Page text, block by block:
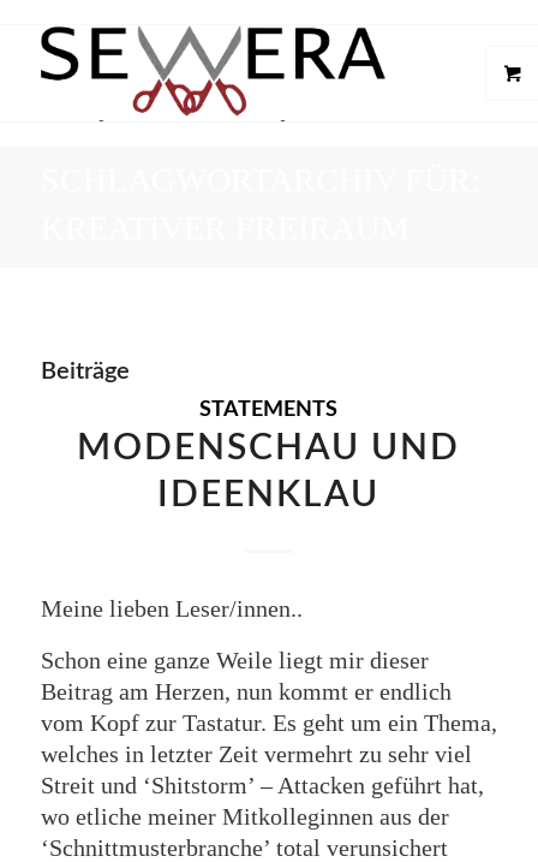
Beiträge
STATEMENTS
MODENSCHAU UND
IDEENKLAU
Meine lieben Leser/innen..
Schon eine ganze Weile liegt mir dieser
Beitrag am Herzen, nun kommt er endlich
vom Kopf zur Tastatur. Es geht um ein Thema,
welches in letzter Zeit vermehrt zu sehr viel
Streit und ‘Shitstorm’ – Attacken geführt hat,
wo etliche meiner Mitkolleginnen aus der
‘Schnittmusterbranche’ total verunsichert